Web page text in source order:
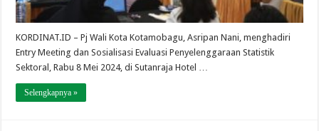
KORDINAT.ID – Pj Wali Kota Kotamobagu, Asripan Nani, menghadiri
Entry Meeting dan Sosialisasi Evaluasi Penyelenggaraan Statistik
Sektoral, Rabu 8 Mei 2024, di Sutanraja Hotel …
Selengkapnya »